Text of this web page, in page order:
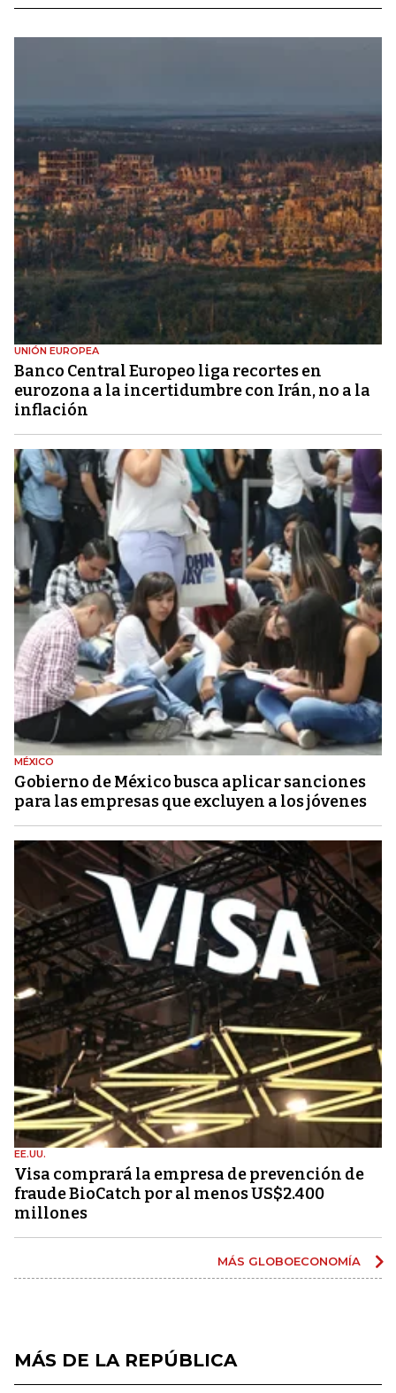
UNIÓN EUROPEA
Banco Central Europeo liga recortes en
eurozona a la incertidumbre con Irán, no a la
inflación
MÉXICO
Gobierno de México busca aplicar sanciones
para las empresas que excluyen a los jóvenes
EE.UU.
Visa comprará la empresa de prevención de
fraude BioCatch por al menos US$2.400
millones
MÁS GLOBOECONOMÍA
MÁS DE LA REPÚBLICA